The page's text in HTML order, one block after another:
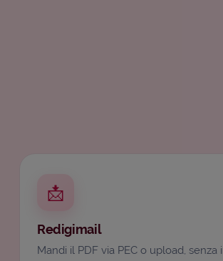
📩
Redigimail
Mandi il PDF via PEC o upload, senza